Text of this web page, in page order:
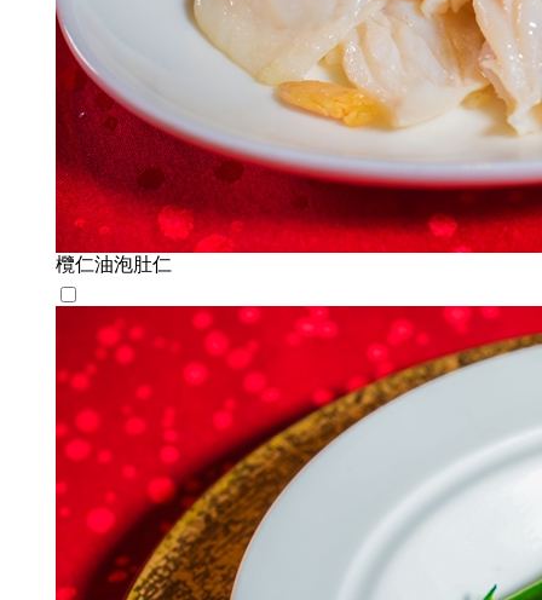
欖仁油泡肚仁